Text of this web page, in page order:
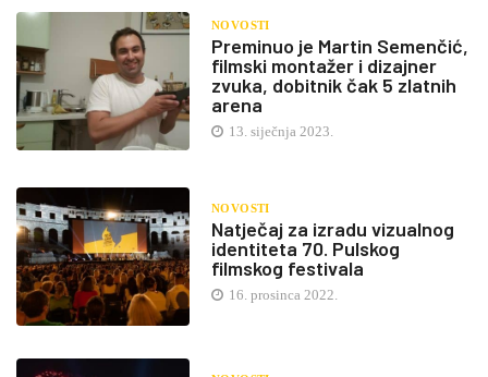
NOVOSTI
Preminuo je Martin Semenčić,
filmski montažer i dizajner
zvuka, dobitnik čak 5 zlatnih
arena
13. siječnja 2023.
NOVOSTI
Natječaj za izradu vizualnog
identiteta 70. Pulskog
filmskog festivala
16. prosinca 2022.